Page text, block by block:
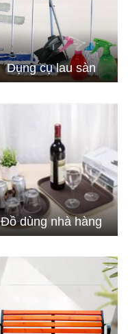
Dụng cụ lau sàn
Đồ dùng nhà hàng